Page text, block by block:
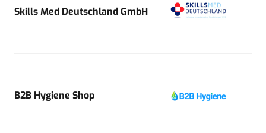
Skills Med Deutschland GmbH
B2B Hygiene Shop